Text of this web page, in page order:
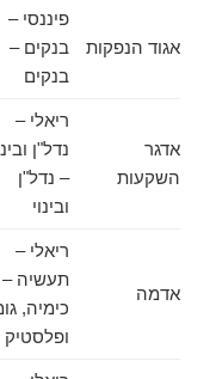
אגוד הנפקות
פיננסי –
בנקים –
בנקים
אדגר
השקעות
ריאלי –
נדל"ן ובינוי
– נדל"ן
ובינוי
אדמה
ריאלי –
תעשיה –
כימיה, גומי
ופלסטיק